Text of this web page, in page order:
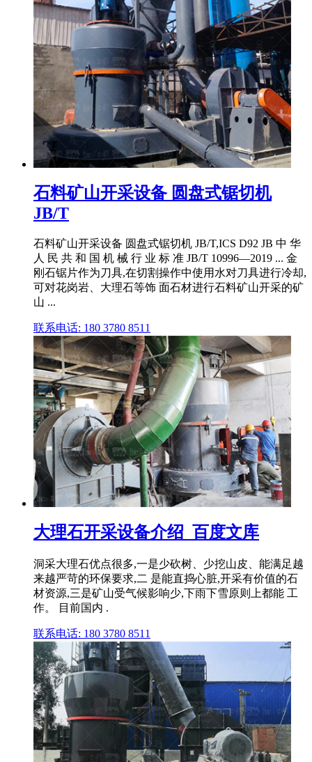
石料矿山开采设备 圆盘式锯切机
JB/T
石料矿山开采设备 圆盘式锯切机 JB/T,ICS D92 JB 中 华
人 民 共 和 国 机 械 行 业 标 准 JB/T 10996—2019 ... 金
刚石锯片作为刀具,在切割操作中使用水对刀具进行冷却,
可对花岗岩、大理石等饰 面石材进行石料矿山开采的矿
山 ...
联系电话: 180 3780 8511
大理石开采设备介绍_百度文库
洞采大理石优点很多,一是少砍树、少挖山皮、能满足越
来越严苛的环保要求,二 是能直捣心脏,开采有价值的石
材资源,三是矿山受气候影响少,下雨下雪原则上都能 工
作。 目前国内 .
联系电话: 180 3780 8511